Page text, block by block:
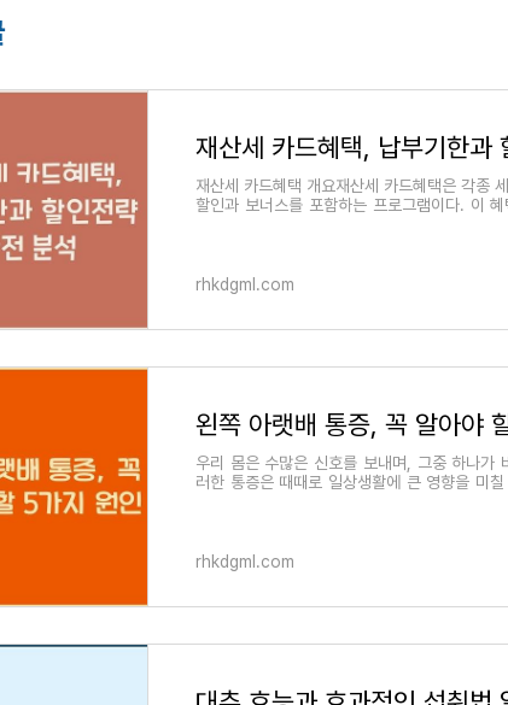
재산세 카드혜택, 납부기한과
재산세 카드혜택 개요재산세 카드혜택은 각종
할인과 보너스를 포함하는 프로그램이다. 이
rhkdgml.com
왼쪽 아랫배 통증, 꼭 알아야
우리 몸은 수많은 신호를 보내며, 그중 하나가
러한 통증은 때때로 일상생활에 큰 영향을 미
rhkdgml.com